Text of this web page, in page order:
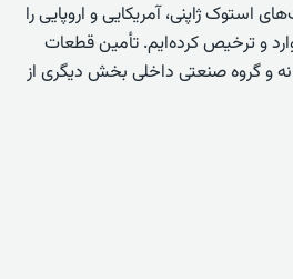
امروز ربات‌های استوک ژاپنی، آمریکایی و اروپایی را
و ترخیص کرده‌ایم. تأمین قطعات
و گروه صنعتی داخلی بخش دیگری از